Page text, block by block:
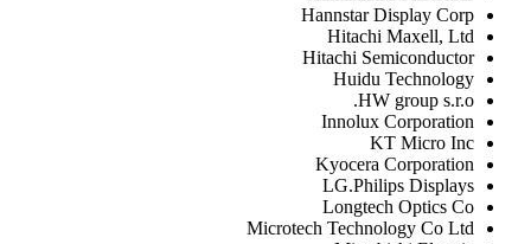
Hannstar Display Corp
Hitachi Maxell, Ltd
Hitachi Semiconductor
Huidu Technology
HW group s.r.o.
Innolux Corporation
KT Micro Inc
Kyocera Corporation
LG.Philips Displays
Longtech Optics Co
Microtech Technology Co Ltd